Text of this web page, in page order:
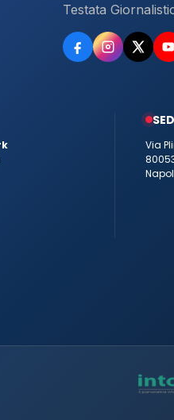
Testata
Via